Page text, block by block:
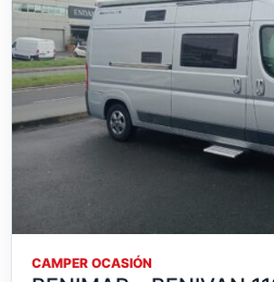
CAMPER OCASIÓN